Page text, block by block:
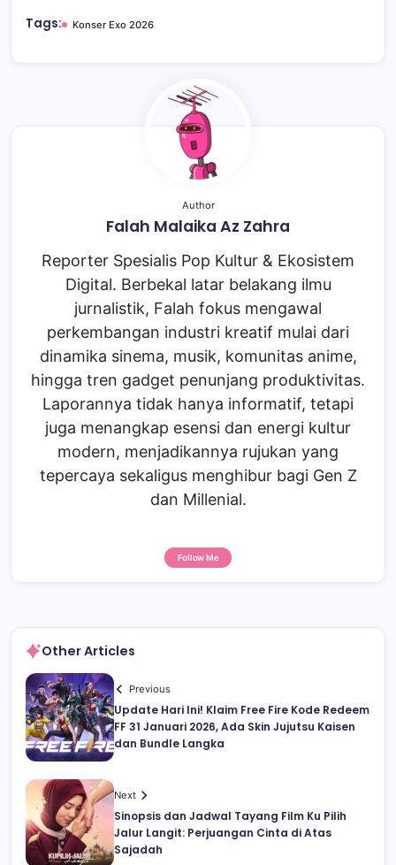
Tags: Konser Exo 2026
Author
Falah Malaika Az Zahra
Reporter Spesialis Pop Kultur & Ekosistem
Digital. Berbekal latar belakang ilmu
jurnalistik, Falah fokus mengawal
perkembangan industri kreatif mulai dari
dinamika sinema, musik, komunitas anime,
hingga tren gadget penunjang produktivitas.
Laporannya tidak hanya informatif, tetapi
juga menangkap esensi dan energi kultur
modern, menjadikannya rujukan yang
tepercaya sekaligus menghibur bagi Gen Z
dan Millenial.
Follow Me
Other Articles
Previous
Update Hari Ini! Klaim Free Fire Kode Redeem
FF 31 Januari 2026, Ada Skin Jujutsu Kaisen
dan Bundle Langka
Next
Sinopsis dan Jadwal Tayang Film Ku Pilih
Jalur Langit: Perjuangan Cinta di Atas
Sajadah